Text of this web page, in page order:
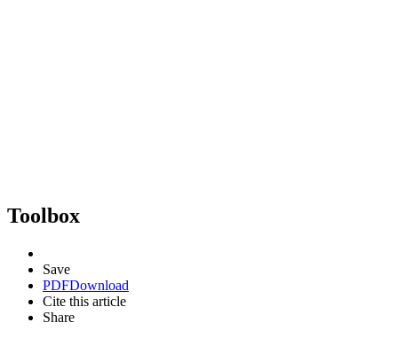
Toolbox
Save
PDFDownload
Cite this article
Share